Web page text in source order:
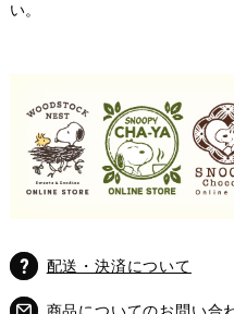
い。
配送・決済について